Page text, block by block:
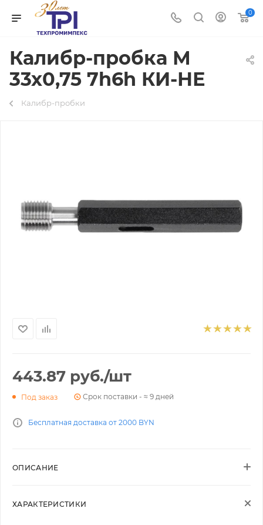
0
Калибр-пробка М
33х0,75 7h6h КИ-НЕ
Калибр-пробки
443.87 руб./шт
Под заказ Срок поставки - ≈ 9 дней
Бесплатная доставка от 2000 BYN
ОПИСАНИЕ
ХАРАКТЕРИСТИКИ